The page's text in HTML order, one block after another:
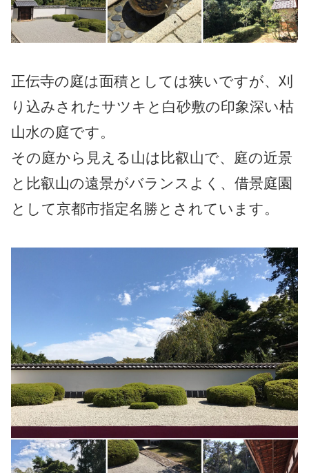
正伝寺の庭は面積としては狭いですが、刈
り込みされたサツキと白砂敷の印象深い枯
山水の庭です。
その庭から見える山は比叡山で、庭の近景
と比叡山の遠景がバランスよく、借景庭園
として京都市指定名勝とされています。